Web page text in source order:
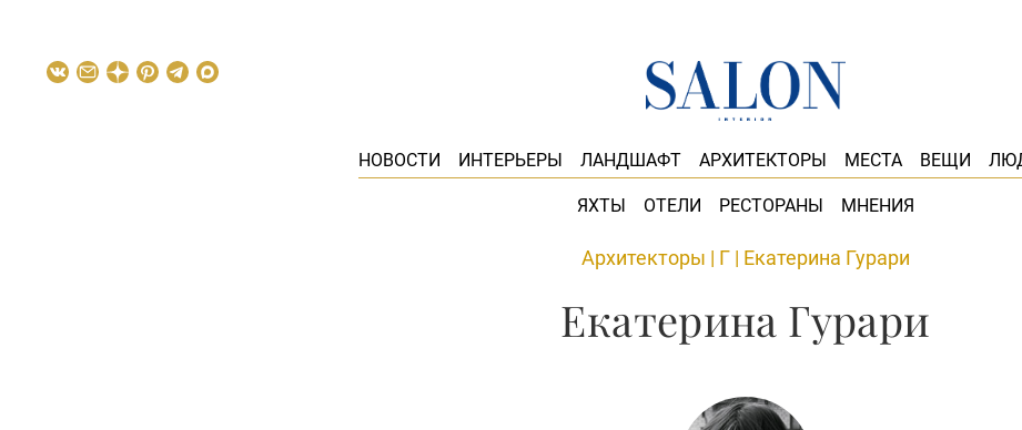
НОВОСТИ ИНТЕРЬЕРЫ ЛАНДШАФТ АРХИТЕКТОРЫ МЕСТА ВЕЩИ
ЯХТЫ ОТЕЛИ РЕСТОРАНЫ МНЕНИЯ
Архитекторы | Г | Екатерина Гурари
Екатерина Гурари